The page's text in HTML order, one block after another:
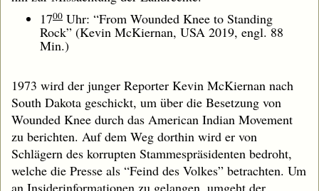
1700 Uhr: “From Wounded Knee to Standing
Rock” (Kevin McKiernan, USA 2019, engl. 88
Min.)
1973 wird der junger Reporter Kevin McKiernan nach
South Dakota geschickt, um über die Besetzung von
Wounded Knee durch das American Indian Movement
zu berichten. Auf dem Weg dorthin wird er von
Schlägern des korrupten Stammespräsidenten bedroht,
welche die Presse als “Feind des Volkes” betrachten. Um